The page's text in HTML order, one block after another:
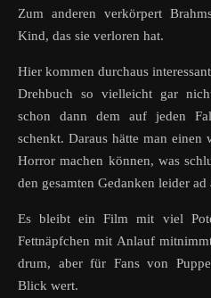
Zum anderen verkörpert
Kind, das sie verloren hat.
Hier kommen durchaus
Drehbuch so vielleicht gar
schon dann dem auf jeden
schenkt. Daraus hätte man einen
Horror machen können, was
den gesamten Gedanken leider ad
Es bleibt ein Film mit viel
Fettnäpfchen mit Anlauf
drum, aber für Fans von
Blick wert.